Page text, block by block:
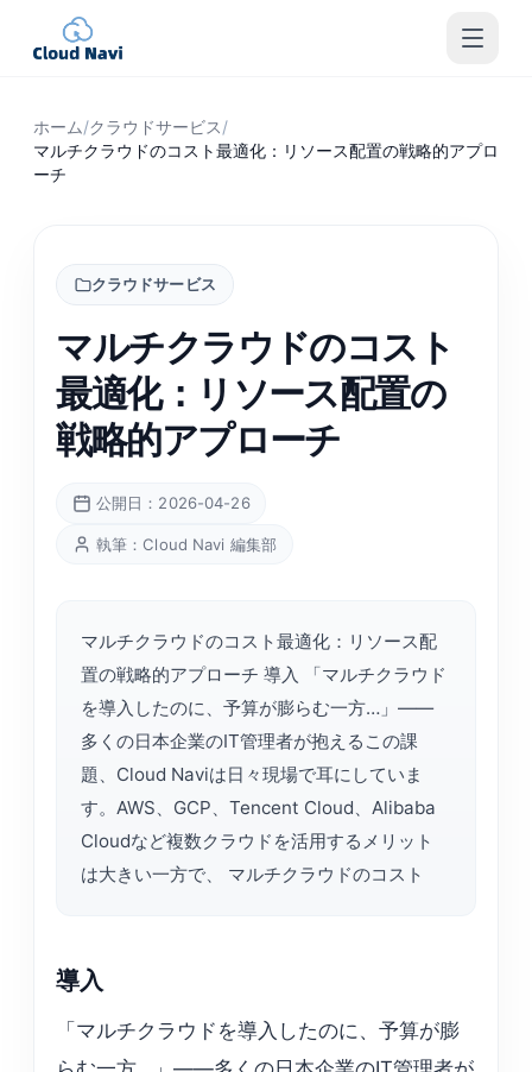
ホーム/クラウドサービス/
マルチクラウドのコスト最適化：リソース配置の戦略的アプロ
ーチ
クラウドサービス
マルチクラウドのコスト
最適化：リソース配置の
戦略的アプローチ
公開日：2026-04-26
執筆：Cloud Navi 編集部
マルチクラウドのコスト最適化：リソース配
置の戦略的アプローチ 導入 「マルチクラウド
を導入したのに、予算が膨らむ一方…」——
多くの日本企業のIT管理者が抱えるこの課
題、Cloud Naviは日々現場で耳にしていま
す。AWS、GCP、Tencent Cloud、Alibaba
Cloudなど複数クラウドを活用するメリット
は大きい一方で、 マルチクラウドのコスト
導入
「マルチクラウドを導入したのに、予算が膨